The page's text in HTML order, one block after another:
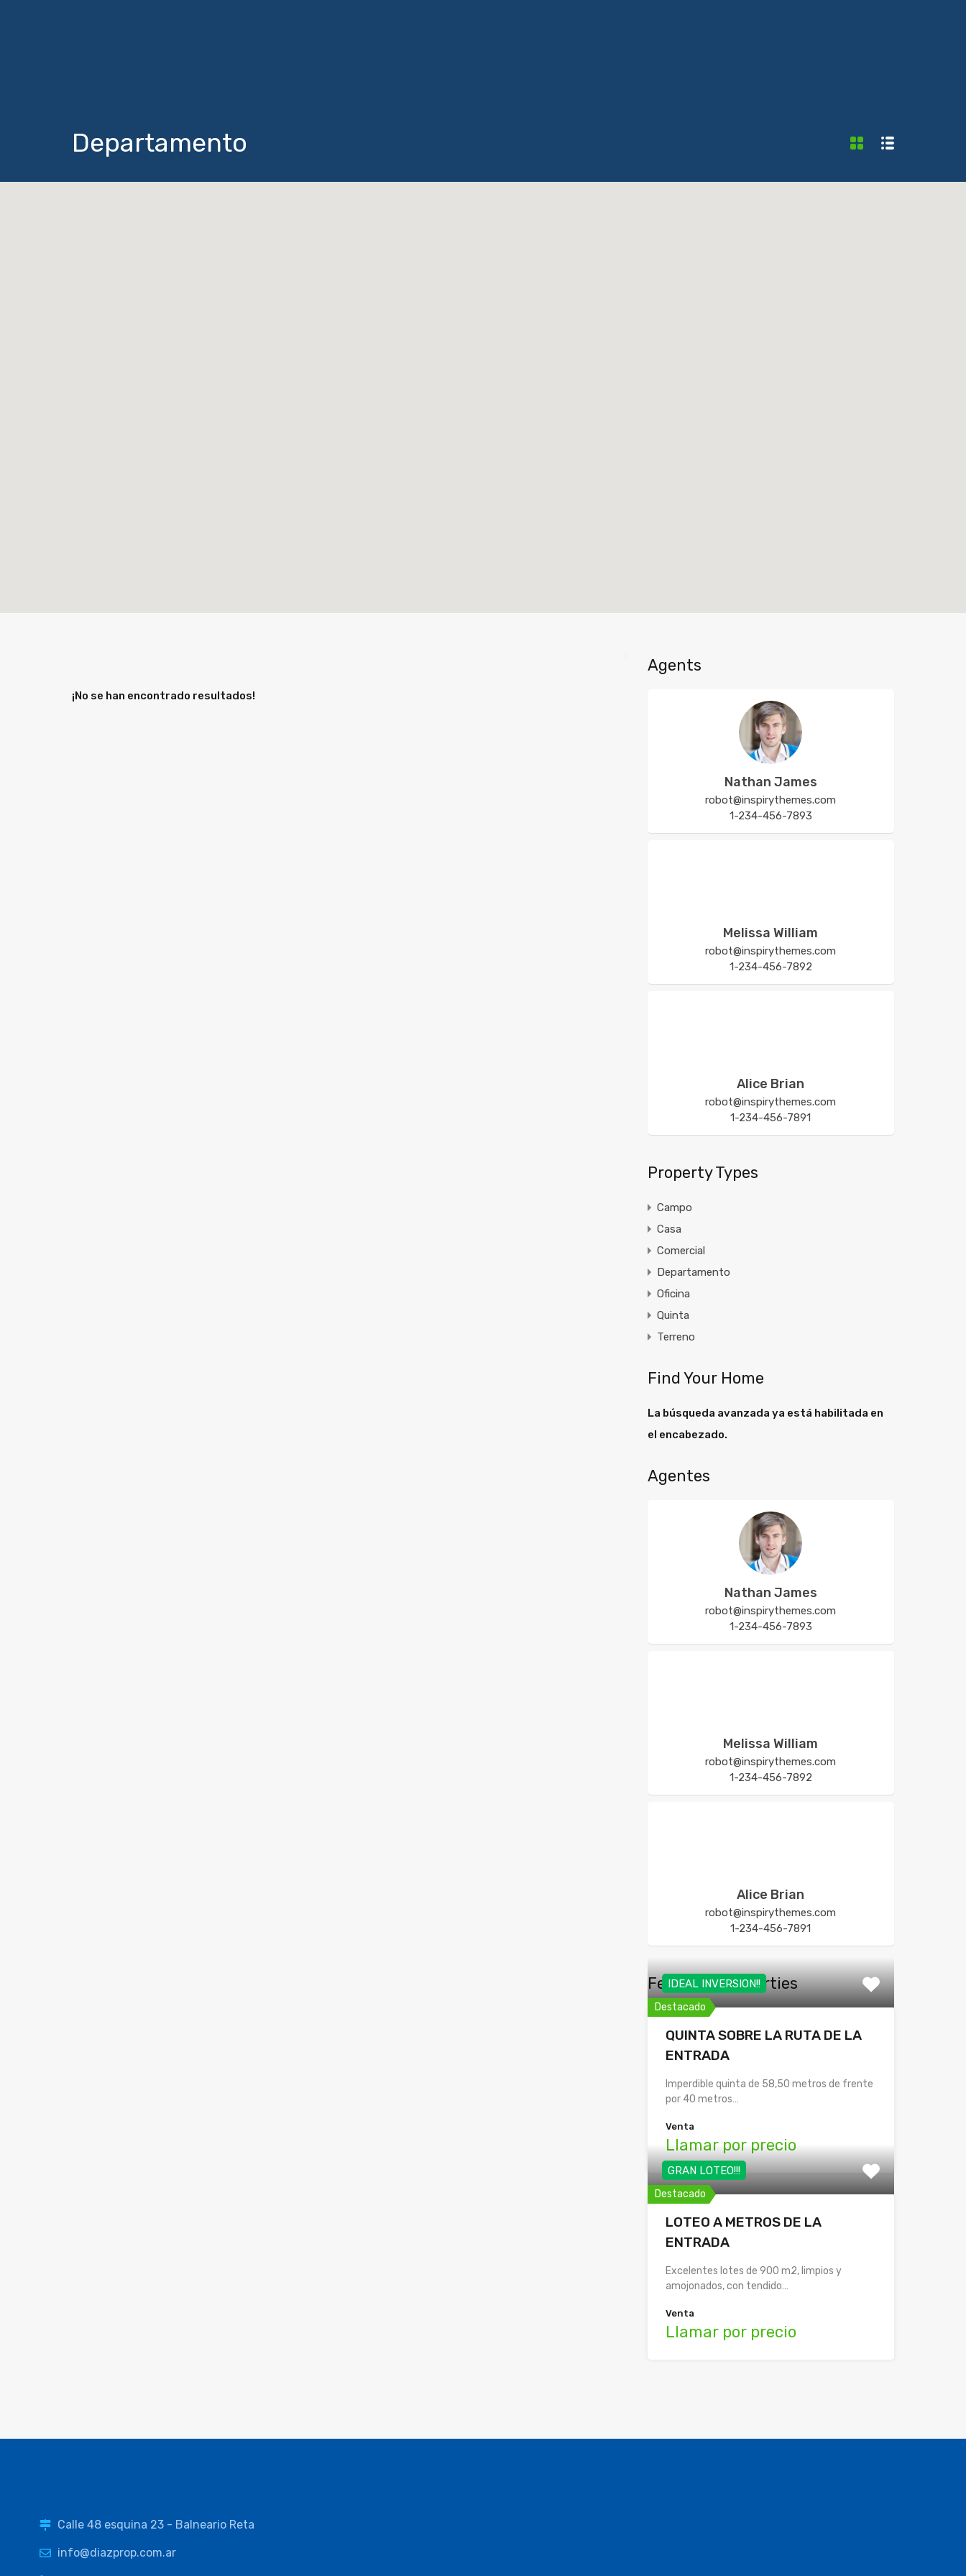
Departamento
¡No se han encontrado resultados!
Agents
Nathan James
robot@inspirythemes.com
1-234-456-7893
Melissa William
robot@inspirythemes.com
1-234-456-7892
Alice Brian
robot@inspirythemes.com
1-234-456-7891
Property Types
Campo
Casa
Comercial
Departamento
Oficina
Quinta
Terreno
Find Your Home
La búsqueda avanzada ya está habilitada en
el encabezado.
Agentes
Nathan James
robot@inspirythemes.com
1-234-456-7893
Melissa William
robot@inspirythemes.com
1-234-456-7892
Alice Brian
robot@inspirythemes.com
1-234-456-7891
Featured Properties
Destacado
IDEAL INVERSION!!
QUINTA SOBRE LA RUTA DE LA
ENTRADA
Imperdible quinta de 58,50 metros de frente
por 40 metros…
Venta
Llamar por precio
Destacado
GRAN LOTEO!!!
LOTEO A METROS DE LA
ENTRADA
Excelentes lotes de 900 m2, limpios y
amojonados, con tendido…
Venta
Llamar por precio
Calle 48 esquina 23 - Balneario Reta
info@diazprop.com.ar